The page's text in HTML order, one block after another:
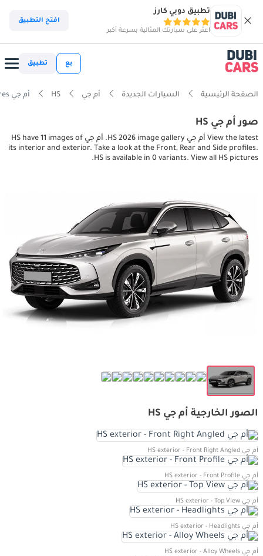
تطبيق دوبي كارز
اعثر على سيارتك المثالية بسرعة أكبر
افتح التطبيق
بع تطبيق
الصفحة الرئيسية السيارات الجديدة أم جي HS أم جي HS interior, exterior pictures
صور أم جي HS
View the latest أم جي HS 2026 image gallery. أم جي HS have 11 images of
its interior and exterior. Take a look at the Front, Rear and Side profiles.
HS is available in 0 variants. View all HS pictures.
الصور الخارجية أم جي HS
أم جي HS exterior - Front Right Angled
أم جي HS exterior - Front Profile
أم جي HS exterior - Top View
أم جي HS exterior - Headlights
أم جي HS exterior - Alloy Wheels